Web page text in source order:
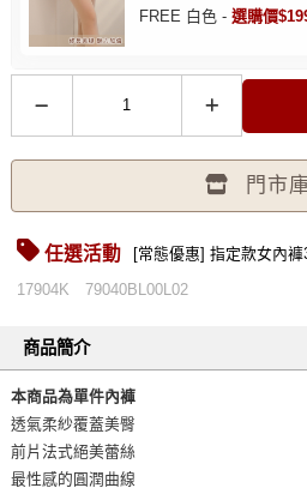
FREE 白色 - 選購價
門市
任選活動 [常態優惠] 指定款女內
17904K 79040BL00L02
商品簡介
本商品為單件內褲
透氣柔紗覆蓋美臀
前片法式絕美蕾絲
最性感的圓潤曲線